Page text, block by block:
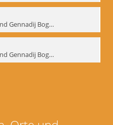
Phoenix Ensemble und Gennadij Bogdanow; BM-img-105-7
Phoenix Ensemble und Gennadij Bogdanow; BM-img-105-8